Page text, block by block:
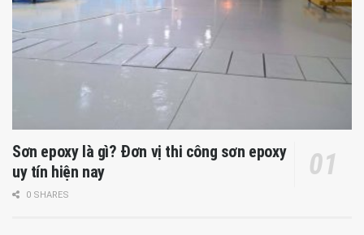
Sơn epoxy là gì? Đơn vị thi công sơn epoxy
uy tín hiện nay
0 SHARES